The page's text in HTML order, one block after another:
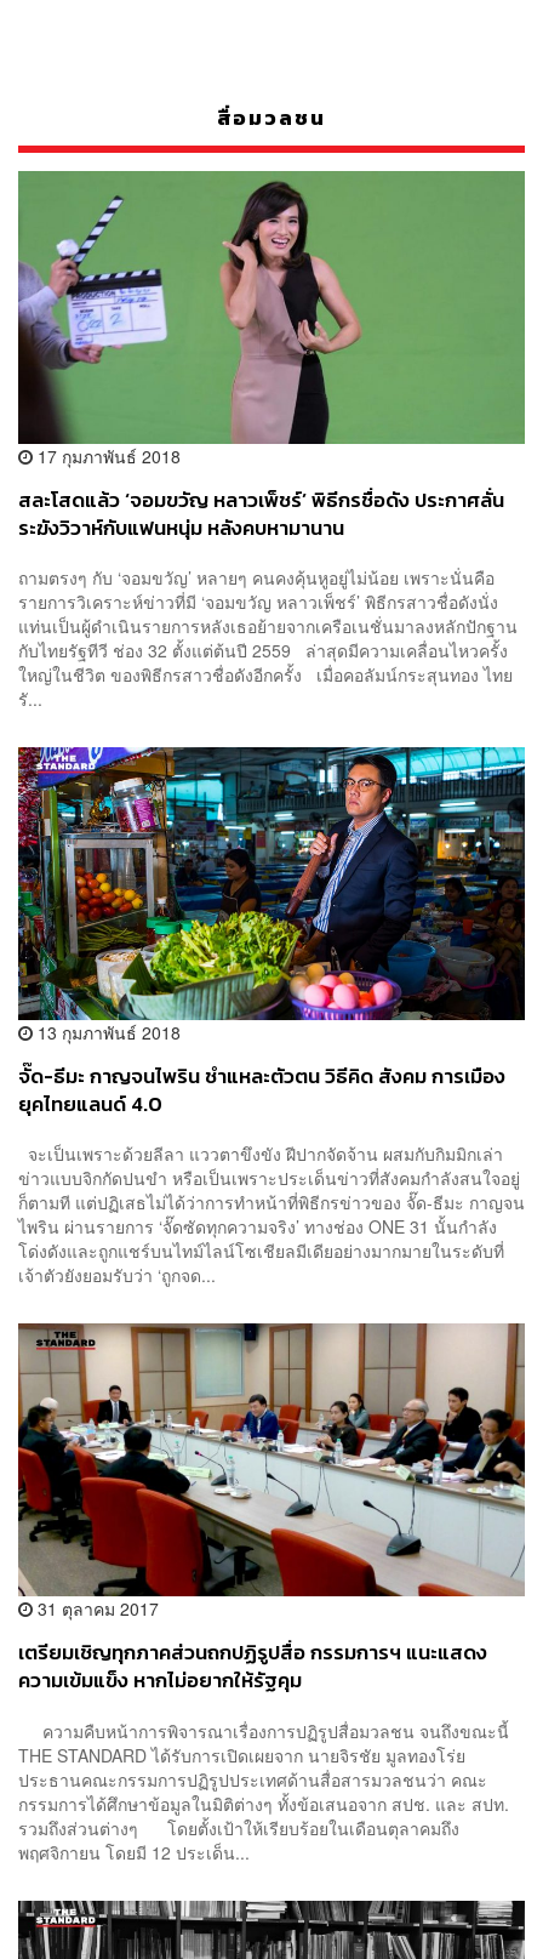
สื่อมวลชน
17 กุมภาพันธ์ 2018
สละโสดแล้ว ‘จอมขวัญ หลาวเพ็ชร์’ พิธีกรชื่อดัง ประกาศลั่น
ระฆังวิวาห์กับแฟนหนุ่ม หลังคบหามานาน
ถามตรงๆ กับ ‘จอมขวัญ’ หลายๆ คนคงคุ้นหูอยู่ไม่น้อย เพราะนั่นคือ
รายการวิเคราะห์ข่าวที่มี ‘จอมขวัญ หลาวเพ็ชร์’ พิธีกรสาวชื่อดังนั่ง
แท่นเป็นผู้ดำเนินรายการหลังเธอย้ายจากเครือเนชั่นมาลงหลักปักฐาน
กับไทยรัฐทีวี ช่อง 32 ตั้งแต่ต้นปี 2559 ล่าสุดมีความเคลื่อนไหวครั้ง
ใหญ่ในชีวิต ของพิธีกรสาวชื่อดังอีกครั้ง เมื่อคอลัมน์กระสุนทอง ไทย
รั...
13 กุมภาพันธ์ 2018
จั๊ด-ธีมะ กาญจนไพริน ชำแหละตัวตน วิธีคิด สังคม การเมือง
ยุคไทยแลนด์ 4.0
จะเป็นเพราะด้วยลีลา แววตาขึงขัง ฝีปากจัดจ้าน ผสมกับกิมมิกเล่า
ข่าวแบบจิกกัดปนขำ หรือเป็นเพราะประเด็นข่าวที่สังคมกำลังสนใจอยู่
ก็ตามที แต่ปฏิเสธไม่ได้ว่าการทำหน้าที่พิธีกรข่าวของ จั๊ด-ธีมะ กาญจน
ไพริน ผ่านรายการ ‘จั๊ดซัดทุกความจริง’ ทางช่อง ONE 31 นั้นกำลัง
โด่งดังและถูกแชร์บนไทม์ไลน์โซเชียลมีเดียอย่างมากมายในระดับที่
เจ้าตัวยังยอมรับว่า ‘ถูกจด...
31 ตุลาคม 2017
เตรียมเชิญทุกภาคส่วนถกปฏิรูปสื่อ กรรมการฯ แนะแสดง
ความเข้มแข็ง หากไม่อยากให้รัฐคุม
ความคืบหน้าการพิจารณาเรื่องการปฏิรูปสื่อมวลชน จนถึงขณะนี้
THE STANDARD ได้รับการเปิดเผยจาก นายจิรชัย มูลทองโร่ย
ประธานคณะกรรมการปฏิรูปประเทศด้านสื่อสารมวลชนว่า คณะ
กรรมการได้ศึกษาข้อมูลในมิติต่างๆ ทั้งข้อเสนอจาก สปช. และ สปท.
รวมถึงส่วนต่างๆ โดยตั้งเป้าให้เรียบร้อยในเดือนตุลาคมถึง
พฤศจิกายน โดยมี 12 ประเด็น...